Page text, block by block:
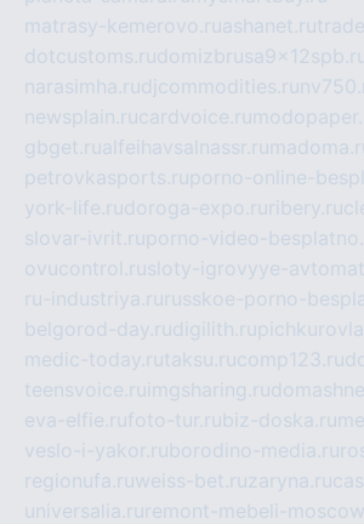
matrasy-kemerovo.ruashanet.ru
dotcustoms.ru
narasimha.rudjcommodities.ru
newsplain.rucardvoice.ru
gbget.rualfeihavsalnassr.ru
petrovkasports.ruporno-online-
york-life.rudoroga-expo.ru ribery.ru
slovar-ivrit.ruporno-video-
ovucontrol.rusloty-igrovyye-
ru-industriya.ru russkoe-porno-
belgorod-day.rudigilith.ru
medic-today.rutaksu.rucomp123.ru
teensvoice.ru imgsharing.ru
eva-elfie.rufoto-tur.rubiz-doska.ru
veslo-i-yakor.ruborodino-media.ru
regionufa.ruweiss-bet.ruzaryna.ru
universalia.ru remont-mebeli-